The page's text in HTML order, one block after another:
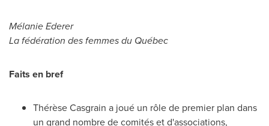
Mélanie Ederer
La fédération des femmes du Québec
Faits en bref
Thérèse Casgrain a joué un rôle de premier plan dans
un grand nombre de comités et d'associations,